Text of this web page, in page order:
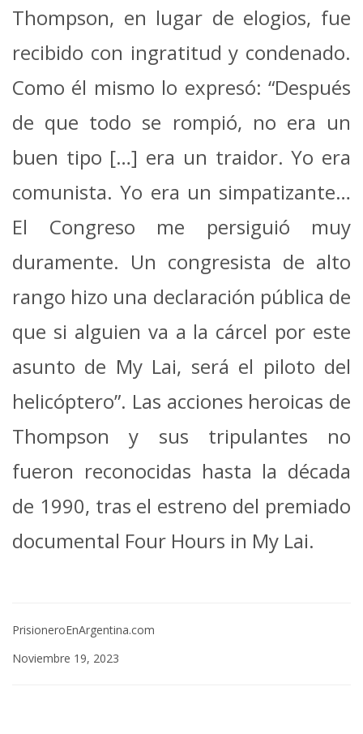
Thompson, en lugar de elogios, fue
recibido con ingratitud y condenado.
Como él mismo lo expresó: “Después
de que todo se rompió, no era un
buen tipo […] era un traidor. Yo era
comunista. Yo era un simpatizante…
El Congreso me persiguió muy
duramente. Un congresista de alto
rango hizo una declaración pública de
que si alguien va a la cárcel por este
asunto de My Lai, será el piloto del
helicóptero”. Las acciones heroicas de
Thompson y sus tripulantes no
fueron reconocidas hasta la década
de 1990, tras el estreno del premiado
documental Four Hours in My Lai.
PrisioneroEnArgentina.com
Noviembre 19, 2023